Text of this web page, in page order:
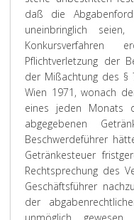
daß die
uneinbringlich
Pflichtverletzung der
der Mißachtung des §
Wien 1971, wonach
eines jeden Monats
abgegebenen
Beschwerdeführer
Getränkesteuer
Rechtsprechung des
Geschäftsführer
der